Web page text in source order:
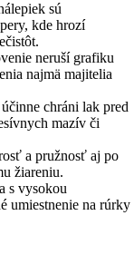
sú
kde hrozí
neruší grafiku
najmä majitelia
chráni lak pred
mazív či
a pružnosť aj po
žiareniu.
s vysokou
umiestnenie na rúrky